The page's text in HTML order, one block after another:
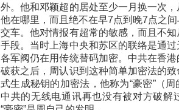
外。他和邓颖超的居处至少一月换一次
他在哪里，而且绝不在早7点到晚7点之
交车。他对情报有超常的敏感，而且不
手段。当时上海中央和苏区的联络是通
各军阀仍在用传统替码加密。中共在香
破获之后，周认识到这种简单加密法的
式生成秘钥的加密法，他称为“豪密”（
中共的无线电通讯再也没有被对方破解